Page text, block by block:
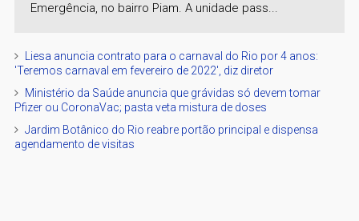
Emergência, no bairro Piam. A unidade pass...
Liesa anuncia contrato para o carnaval do Rio por 4 anos:
'Teremos carnaval em fevereiro de 2022', diz diretor
Ministério da Saúde anuncia que grávidas só devem tomar
Pfizer ou CoronaVac; pasta veta mistura de doses
Jardim Botânico do Rio reabre portão principal e dispensa
agendamento de visitas